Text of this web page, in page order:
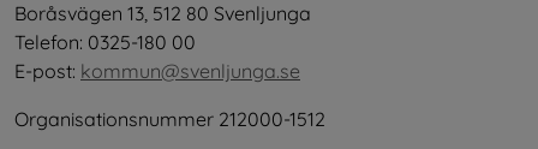
Boråsvägen 13, 512 80 Svenljunga
Telefon: 0325-180 00
E-post: kommun@svenljunga.se
Organisationsnummer 212000-1512